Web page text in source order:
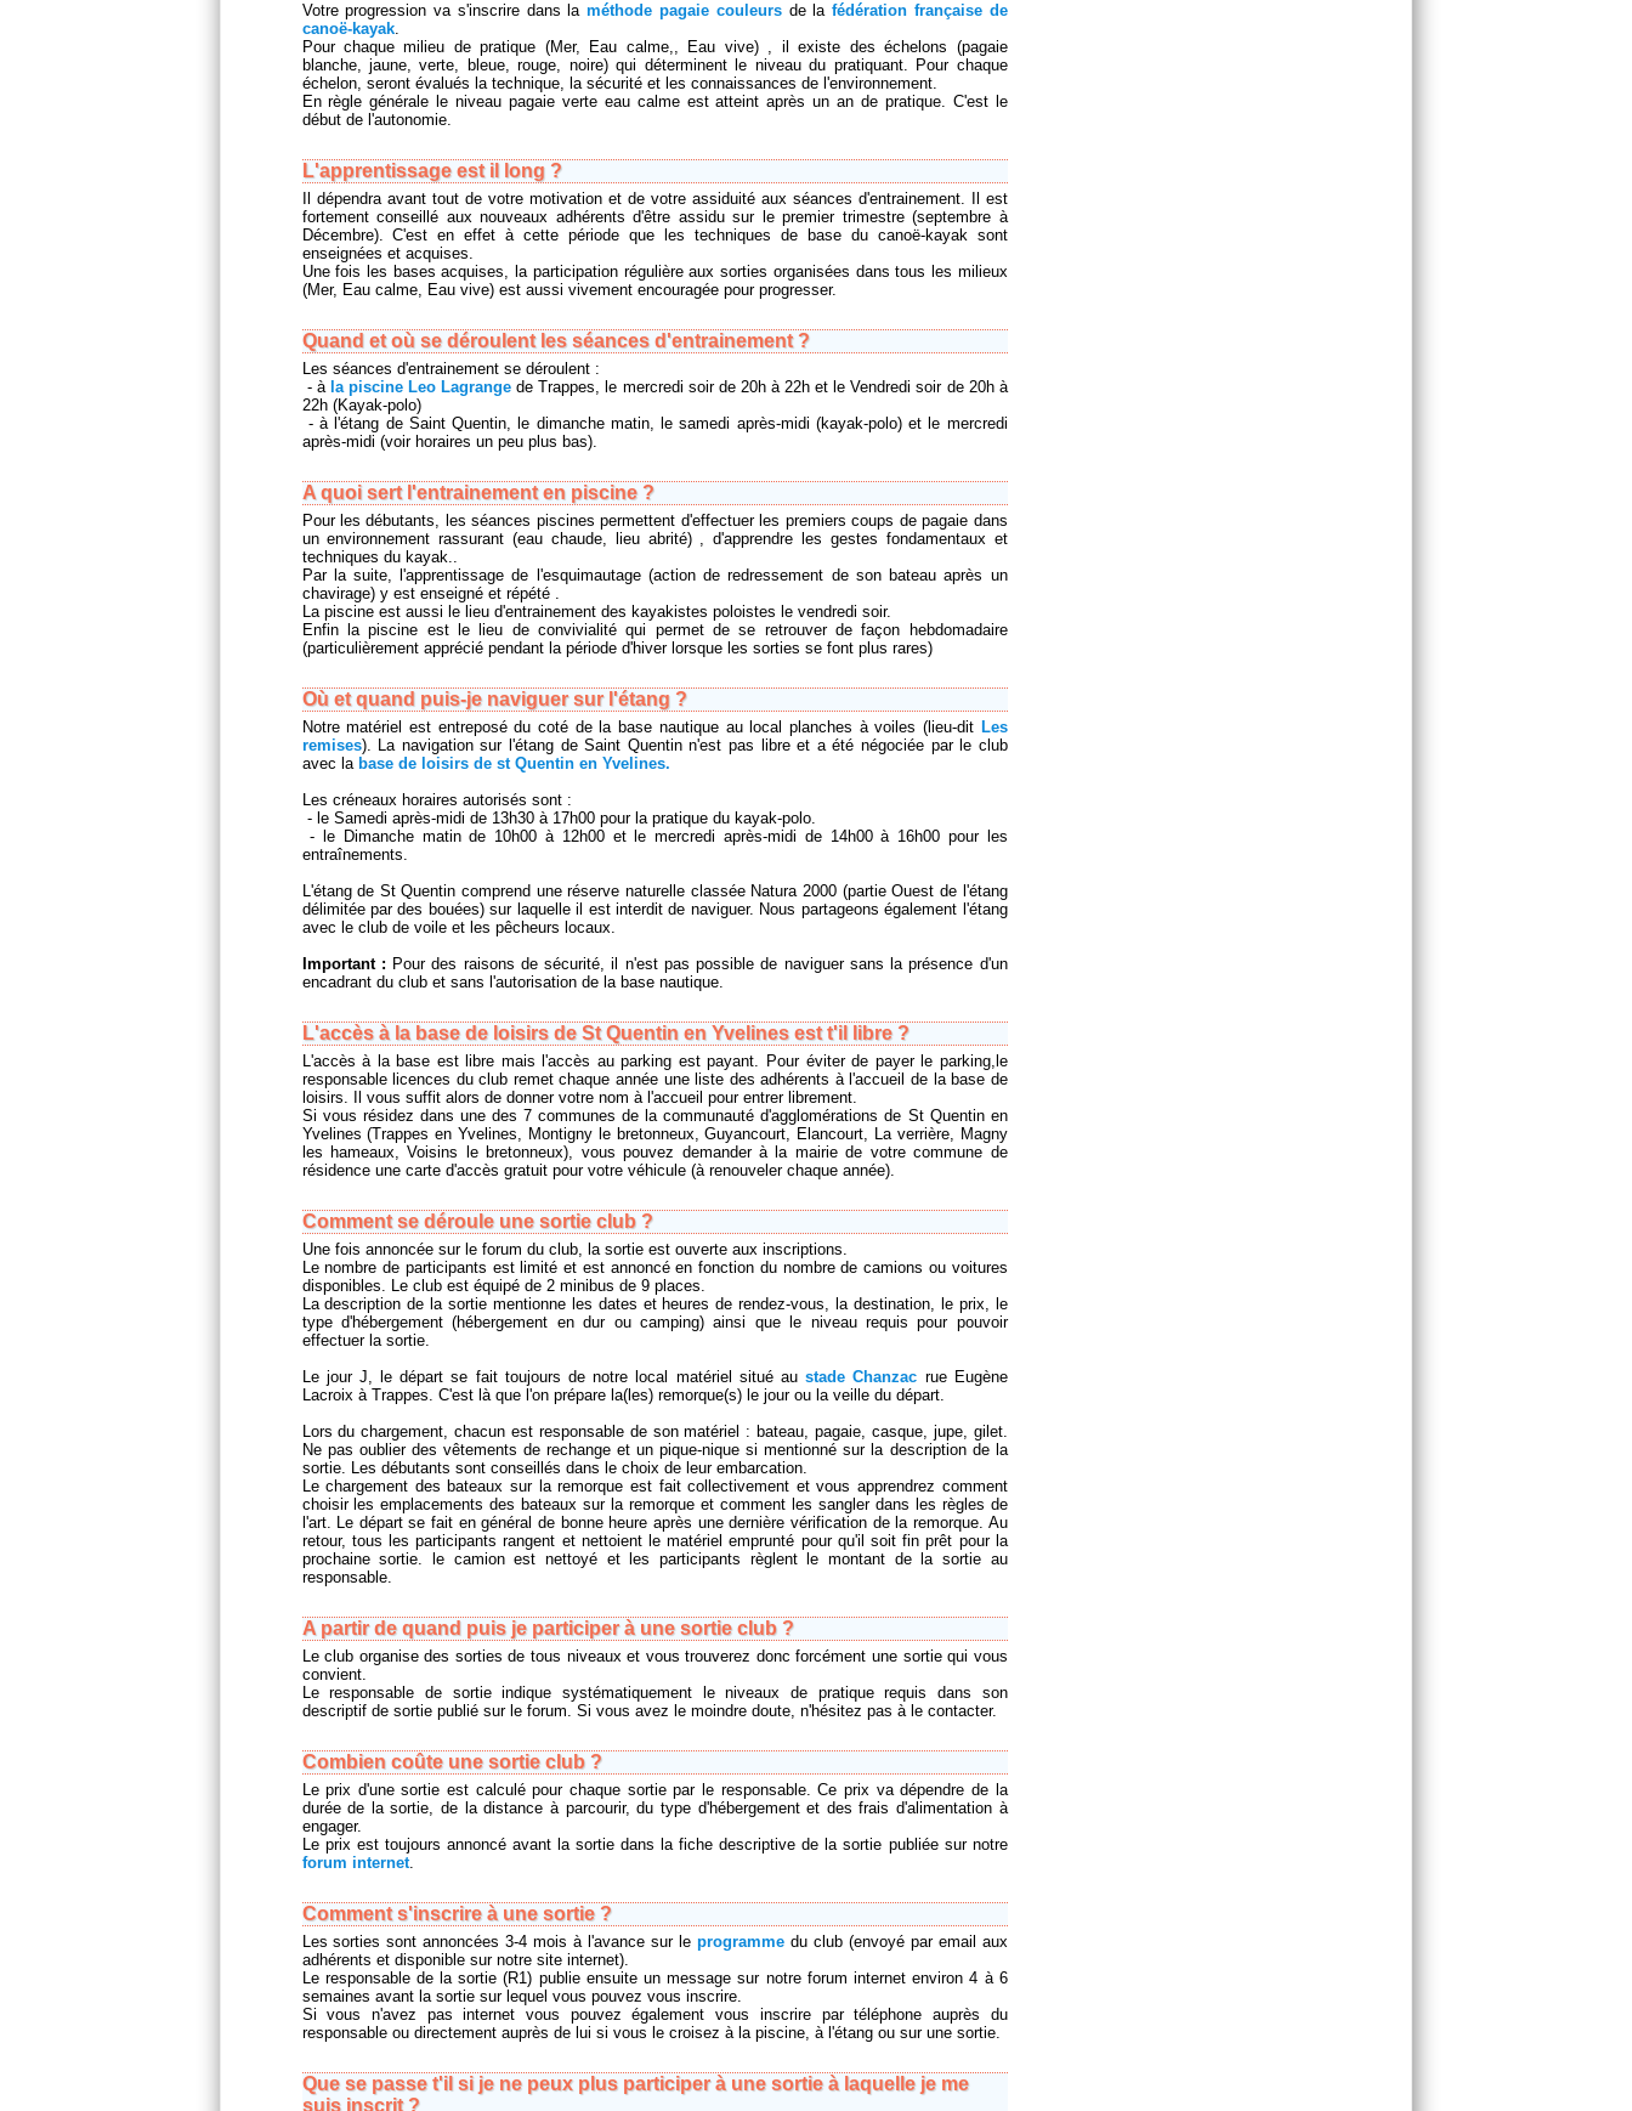
Votre progression va s'inscrire dans laméthode pagaie couleursde lafédération française de
canoë-kayak.
Pour chaque milieu de pratique (Mer, Eau calme,, Eau vive) , il existe des échelons (pagaie
blanche, jaune, verte, bleue, rouge, noire) qui déterminent le niveau du pratiquant. Pour chaque
échelon, seront évalués la technique, la sécurité et les connaissances de l'environnement.
En règle générale le niveau pagaie verte eau calme est atteint après un an de pratique. C'est le
début de l'autonomie.
L'apprentissage est il long ?
Il dépendra avant tout de votre motivation et de votre assiduité aux séances d'entrainement. Il est
fortement conseillé aux nouveaux adhérents d'être assidu sur le premier trimestre (septembre à
Décembre). C'est en effet à cette période que les techniques de base du canoë-kayak sont
enseignées et acquises.
Une fois les bases acquises, la participation régulière aux sorties organisées dans tous les milieux
(Mer, Eau calme, Eau vive) est aussi vivement encouragée pour progresser.
Quand et où se déroulent les séances d'entrainement ?
Les séances d'entrainement se déroulent :
- à la piscine Leo Lagrange de Trappes, le mercredi soir de 20h à 22h et le Vendredi soir de 20h à
22h (Kayak-polo)
- à l'étang de Saint Quentin, le dimanche matin, le samedi après-midi (kayak-polo) et le mercredi
après-midi (voir horaires un peu plus bas).
A quoi sert l'entrainement en piscine ?
Pour les débutants, les séances piscines permettent d'effectuer les premiers coups de pagaie dans
un environnement rassurant (eau chaude, lieu abrité) , d'apprendre les gestes fondamentaux et
techniques du kayak..
Par la suite, l'apprentissage de l'esquimautage (action de redressement de son bateau après un
chavirage) y est enseigné et répété .
La piscine est aussi le lieu d'entrainement des kayakistes poloistes le vendredi soir.
Enfin la piscine est le lieu de convivialité qui permet de se retrouver de façon hebdomadaire
(particulièrement apprécié pendant la période d'hiver lorsque les sorties se font plus rares)
Où et quand puis-je naviguer sur l'étang ?
Notre matériel est entreposé du coté de la base nautique au local planches à voiles (lieu-dit Les
remises). La navigation sur l'étang de Saint Quentin n'est pas libre et a été négociée par le club
avec la base de loisirs de st Quentin en Yvelines.
Les créneaux horaires autorisés sont :
- le Samedi après-midi de 13h30 à 17h00 pour la pratique du kayak-polo.
- le Dimanche matin de 10h00 à 12h00 et le mercredi après-midi de 14h00 à 16h00 pour les
entraînements.
L'étang de St Quentin comprend une réserve naturelle classée Natura 2000 (partie Ouest de l'étang
délimitée par des bouées) sur laquelle il est interdit de naviguer. Nous partageons également l'étang
avec le club de voile et les pêcheurs locaux.
Important : Pour des raisons de sécurité, il n'est pas possible de naviguer sans la présence d'un
encadrant du club et sans l'autorisation de la base nautique.
L'accès à la base de loisirs de St Quentin en Yvelines est t'il libre ?
L'accès à la base est libre mais l'accès au parking est payant. Pour éviter de payer le parking,le
responsable licences du club remet chaque année une liste des adhérents à l'accueil de la base de
loisirs. Il vous suffit alors de donner votre nom à l'accueil pour entrer librement.
Si vous résidez dans une des 7 communes de la communauté d'agglomérations de St Quentin en
Yvelines (Trappes en Yvelines, Montigny le bretonneux, Guyancourt, Elancourt, La verrière, Magny
les hameaux, Voisins le bretonneux), vous pouvez demander à la mairie de votre commune de
résidence une carte d'accès gratuit pour votre véhicule (à renouveler chaque année).
Comment se déroule une sortie club ?
Une fois annoncée sur le forum du club, la sortie est ouverte aux inscriptions.
Le nombre de participants est limité et est annoncé en fonction du nombre de camions ou voitures
disponibles. Le club est équipé de 2 minibus de 9 places.
La description de la sortie mentionne les dates et heures de rendez-vous, la destination, le prix, le
type d'hébergement (hébergement en dur ou camping) ainsi que le niveau requis pour pouvoir
effectuer la sortie.
Le jour J, le départ se fait toujours de notre local matériel situé austade Chanzac rue Eugène
Lacroix à Trappes. C'est là que l'on prépare la(les) remorque(s) le jour ou la veille du départ.
Lors du chargement, chacun est responsable de son matériel : bateau, pagaie, casque, jupe, gilet.
Ne pas oublier des vêtements de rechange et un pique-nique si mentionné sur la description de la
sortie. Les débutants sont conseillés dans le choix de leur embarcation.
Le chargement des bateaux sur la remorque est fait collectivement et vous apprendrez comment
choisir les emplacements des bateaux sur la remorque et comment les sangler dans les règles de
l'art. Le départ se fait en général de bonne heure après une dernière vérification de la remorque. Au
retour, tous les participants rangent et nettoient le matériel emprunté pour qu'il soit fin prêt pour la
prochaine sortie. le camion est nettoyé et les participants règlent le montant de la sortie au
responsable.
A partir de quand puis je participer à une sortie club ?
Le club organise des sorties de tous niveaux et vous trouverez donc forcément une sortie qui vous
convient.
Le responsable de sortie indique systématiquement le niveaux de pratique requis dans son
descriptif de sortie publié sur le forum. Si vous avez le moindre doute, n'hésitez pas à le contacter.
Combien coûte une sortie club ?
Le prix d'une sortie est calculé pour chaque sortie par le responsable. Ce prix va dépendre de la
durée de la sortie, de la distance à parcourir, du type d'hébergement et des frais d'alimentation à
engager.
Le prix est toujours annoncé avant la sortie dans la fiche descriptive de la sortie publiée sur notre
forum internet.
Comment s'inscrire à une sortie ?
Les sorties sont annoncées 3-4 mois à l'avance sur leprogramme du club (envoyé par email aux
adhérents et disponible sur notre site internet).
Le responsable de la sortie (R1) publie ensuite un message sur notre forum internet environ 4 à 6
semaines avant la sortie sur lequel vous pouvez vous inscrire.
Si vous n'avez pas internet vous pouvez également vous inscrire par téléphone auprès du
responsable ou directement auprès de lui si vous le croisez à la piscine, à l'étang ou sur une sortie.
Que se passe t'il si je ne peux plus participer à une sortie à laquelle je me
suis inscrit ?